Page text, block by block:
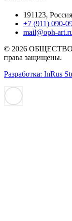
191123,
+7 (911) 090-
mail@oph-
© 2026
права защищены.
Разработка: InRus